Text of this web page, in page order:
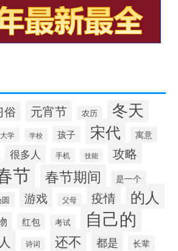
俗 元宵节 农历 冬天
大学 学校 孩子 宋代 寓意
很多人 手机 技能 攻略
节 春节期间 是一个
游戏 父母 疫情 的人
红包 考试 自己的
诗词 还不 都是 长辈